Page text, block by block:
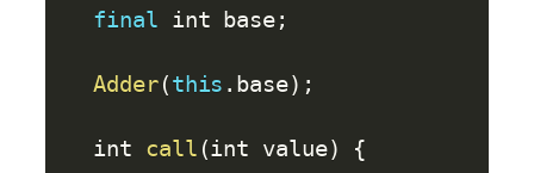
final int base;
Adder(this . base) ;
  int
call (int value) {